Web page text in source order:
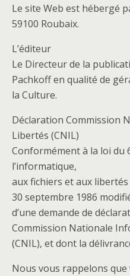
Le site Web est hébergé
59100 Roubaix.
L’éditeur
Le Directeur de la
Pachkoff en qualité de
la Culture.
Déclaration Commission
Libertés (CNIL)
Conformément à la loi du
l’informatique,
aux fichiers et aux libertés
30 septembre 1986
d’une demande de
Commission Nationale
(CNIL), et dont la
Nous vous rappelons que